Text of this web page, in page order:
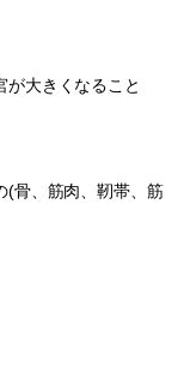
が大きくなること
(骨、筋肉、靭帯、筋